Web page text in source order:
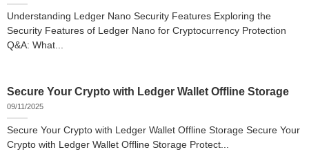
Understanding Ledger Nano Security Features Exploring the
Security Features of Ledger Nano for Cryptocurrency Protection
Q&A: What...
Secure Your Crypto with Ledger Wallet Offline Storage
09/11/2025
Secure Your Crypto with Ledger Wallet Offline Storage Secure Your
Crypto with Ledger Wallet Offline Storage Protect...